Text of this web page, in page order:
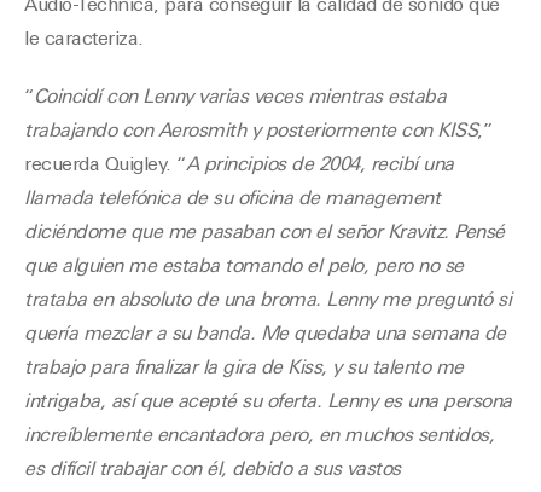
Audio-Technica, para conseguir la calidad de sonido que
le caracteriza.
“Coincidí con Lenny varias veces mientras estaba
trabajando con Aerosmith y posteriormente con KISS,”
recuerda Quigley. “A principios de 2004, recibí una
llamada telefónica de su oficina de management
diciéndome que me pasaban con el señor Kravitz. Pensé
que alguien me estaba tomando el pelo, pero no se
trataba en absoluto de una broma. Lenny me preguntó si
quería mezclar a su banda. Me quedaba una semana de
trabajo para finalizar la gira de Kiss, y su talento me
intrigaba, así que acepté su oferta. Lenny es una persona
increíblemente encantadora pero, en muchos sentidos,
es difícil trabajar con él, debido a sus vastos